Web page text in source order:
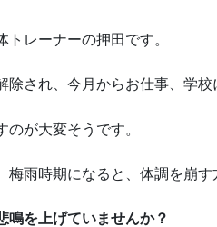
トレーナーの押田です。
除され、今月からお仕事、学校
のが大変そうです。
梅雨時期になると、体調を崩す
鳴を上げていませんか？